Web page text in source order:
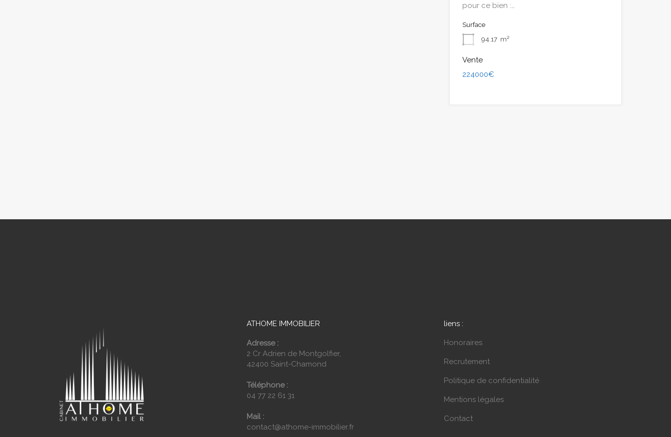
pour ce bien :…
Surface
94.17 m²
Vente
224000€
ATHOME IMMOBILIER
Adresse :
2 Cr Adrien de Montgolfier,
42400 Saint-Chamond
Téléphone :
04 77 22 61 31
Mail :
contact@athome-immobilier.fr
liens :
Honoraires
Recrutement
Politique de confidentialité
Mentions légales
Contact